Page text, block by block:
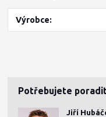
Výrobce
Potřebujete
Jiří